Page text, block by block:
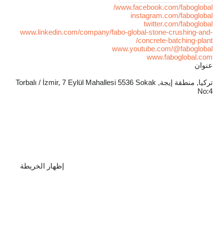
www.facebook.com/faboglobal/
instagram.com/faboglobal
twitter.com/faboglobal
www.linkedin.com/company/fabo-global-stone-crushing-and-
concrete-batching-plant/
www.youtube.com/@faboglobal
www.faboglobal.com
عنوان
تركيا, منطقة إيجة, Torbalı / İzmir, 7 Eylül Mahallesi 5536 Sokak
No:4
إظهار الخريطة